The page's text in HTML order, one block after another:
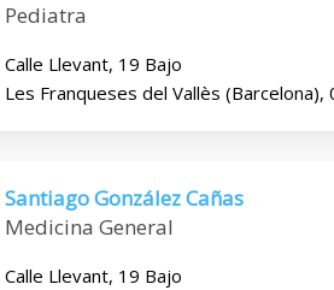
Pediatra
Calle Llevant, 19 Bajo
Les Franqueses del Vallès (Barcelona),
Santiago González Cañas
Medicina General
Calle Llevant, 19 Bajo